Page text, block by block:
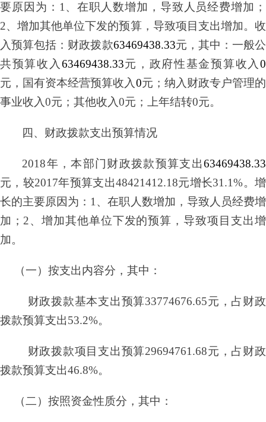
要原因为：1、在职人数增加，导致人员经费增加；
2、增加其他单位下发的预算，导致项目支出增加。收
入预算包括：财政拨款63469438.33元，其中：一般公
共预算收入 63469438.33元，政府性基金预算收入0
元，国有资本经营预算收入 0元；纳入财政专户管理的
事业收入0元；其他收入0元；上年结转0元。
四、财政拨款支出预算情况
2018年，本部门财政拨款预算支出63469438.33
元，较2017年预算支出48421412.18元增长31.1%。增
长的主要原因为：1、在职人数增加，导致人员经费增
加；2、增加其他单位下发的预算，导致项目支出增
加。
（一）按支出内容分，其中：
财政拨款基本支出预算33774676.65元，占财政
拨款预算支出53.2%。
财政拨款项目支出预算29694761.68元，占财政
拨款预算支出46.8%。
（二）按照资金性质分，其中：